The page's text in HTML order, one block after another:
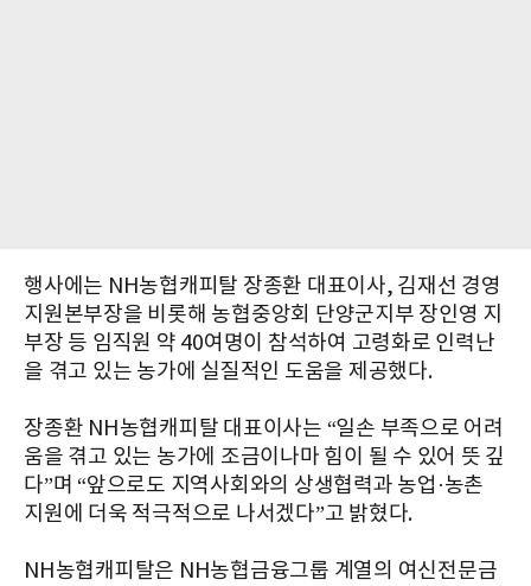
행사에는 NH농협캐피탈 장종환 대표이사, 김재선 경영
지원본부장을 비롯해 농협중앙회 단양군지부 장인영 지
부장 등 임직원 약 40여명이 참석하여 고령화로 인력난
을 겪고 있는 농가에 실질적인 도움을 제공했다.
장종환 NH농협캐피탈 대표이사는 “일손 부족으로 어려
움을 겪고 있는 농가에 조금이나마 힘이 될 수 있어 뜻 깊
다”며 “앞으로도 지역사회와의 상생협력과 농업·농촌
지원에 더욱 적극적으로 나서겠다”고 밝혔다.
NH농협캐피탈은 NH농협금융그룹 계열의 여신전문금